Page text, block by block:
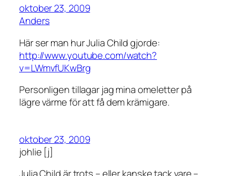
oktober 23, 2009
Anders
Här ser man hur Julia Child gjorde:
http://www.youtube.com/watch?
v=LWmvfUKwBrg
Personligen tillagar jag mina omeletter på
lägre värme för att få dem krämigare.
oktober 23, 2009
johlie [j]